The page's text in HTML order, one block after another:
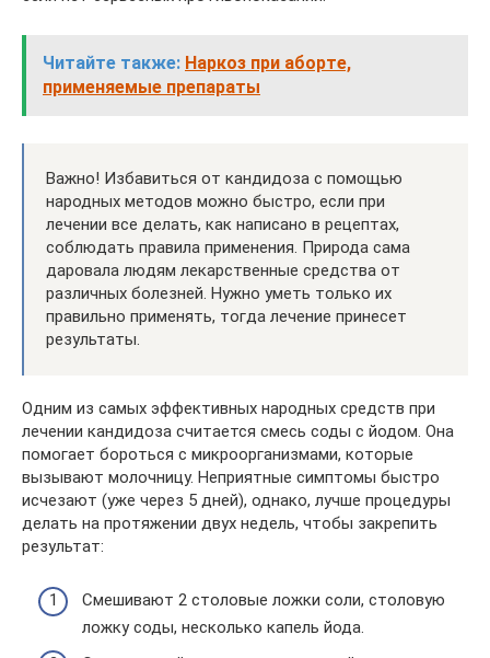
Читайте также: Наркоз при аборте,
применяемые препараты
Важно! Избавиться от кандидоза с помощью
народных методов можно быстро, если при
лечении все делать, как написано в рецептах,
соблюдать правила применения. Природа сама
даровала людям лекарственные средства от
различных болезней. Нужно уметь только их
правильно применять, тогда лечение принесет
результаты.
Одним из самых эффективных народных средств при
лечении кандидоза считается смесь соды с йодом. Она
помогает бороться с микроорганизмами, которые
вызывают молочницу. Неприятные симптомы быстро
исчезают (уже через 5 дней), однако, лучше процедуры
делать на протяжении двух недель, чтобы закрепить
результат:
Смешивают 2 столовые ложки соли, столовую
ложку соды, несколько капель йода.